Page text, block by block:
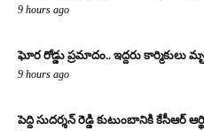
9 hours ago
ఘోర రోడ్డు ప్రమాదం.. ఇద్దరు కార్మికులు
9 hours ago
పెద్ది సుదర్శన్ రెడ్డి కుటుంబానికి కేసీఆర్